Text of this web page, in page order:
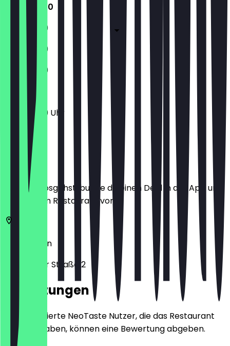
11:30 - 21:00
11:30 - 21:00
11:30 - 21:00
11:30 - 21:00
11:30 - 21:00 Uhr
Bevor du losgehst, buche dir einen Deal in der App und
zeige ihn im Restaurant vor.
Berlin
Potsdamer Straße 2
Bewertungen
Nur registrierte NeoTaste Nutzer, die das Restaurant
besucht haben, können eine Bewertung abgeben.